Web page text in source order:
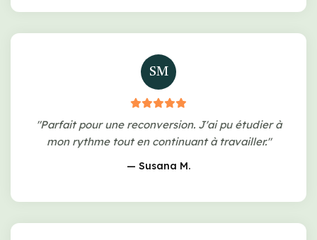
SM
"Parfait pour une reconversion. J'ai pu étudier à
mon rythme tout en continuant à travailler."
— Susana M.